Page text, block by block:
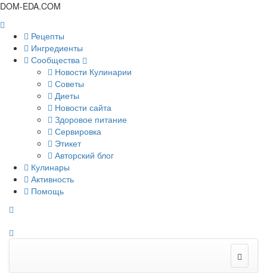
DOM-EDA.COM
Рецепты
Ингредиенты
Сообщества
Новости Кулинарии
Советы
Диеты
Новости сайта
Здоровое питание
Сервировка
Этикет
Авторский блог
Кулинары
Активность
Помощь